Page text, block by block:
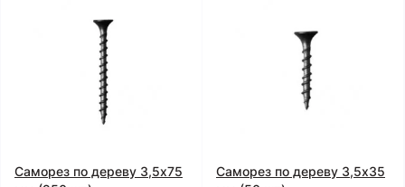
Саморез по дереву 3,5x75
Саморез по дереву 3,5x35